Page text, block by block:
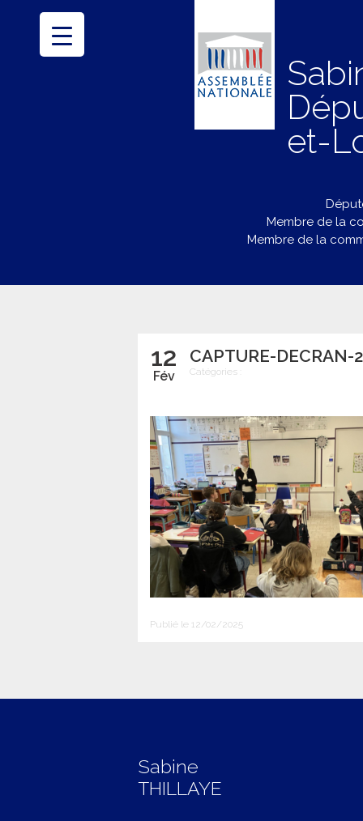
et-
Membre de la
Membre de la
12
Fév
CAPTURE-
Catégories :
Publié le 12/02/2025
Sabine
THILLAYE